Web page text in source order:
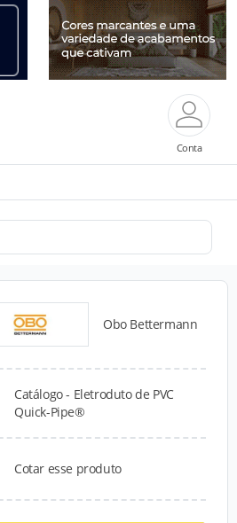
Conta
Obo Bettermann
Catálogo - Eletroduto de PVC
Quick-Pipe®
Cotar esse produto